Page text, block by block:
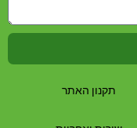
תקנון האתר